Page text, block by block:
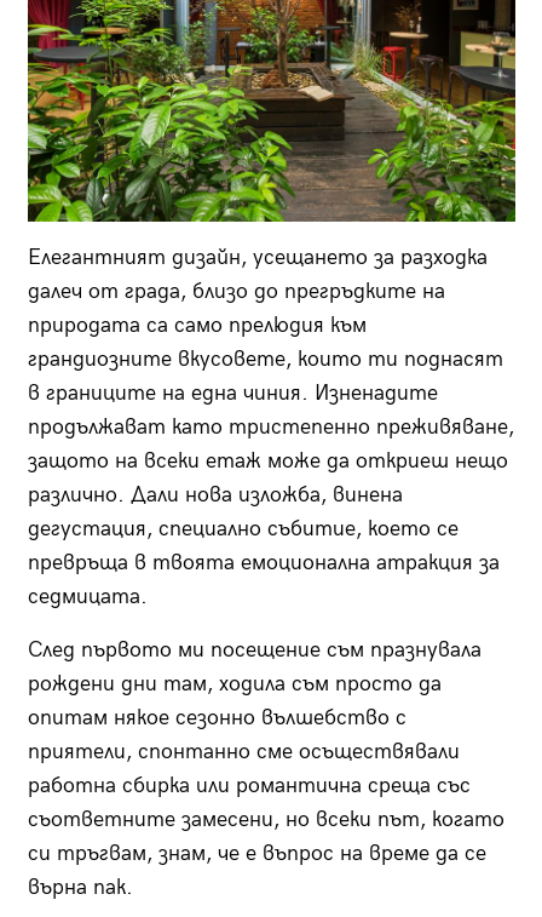
Елегантният дизайн, усещането за разходка
далеч от града, близо до прегръдките на
природата са само прелюдия към
грандиозните вкусовете, които ти поднасят
в границите на една чиния. Изненадите
продължават като тристепенно преживяване,
защото на всеки етаж може да откриеш нещо
различно. Дали нова изложба, винена
дегустация, специално събитие, което се
превръща в твоята емоционална атракция за
седмицата.
След първото ми посещение съм празнувала
рождени дни там, ходила съм просто да
опитам някое сезонно вълшебство с
приятели, спонтанно сме осъществявали
работна сбирка или романтична среща със
съответните замесени, но всеки път, когато
си тръгвам, знам, че е въпрос на време да се
върна пак.